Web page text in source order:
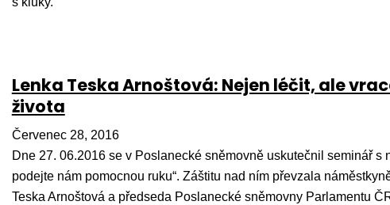
Lenka Teska Arnoštová: Nejen léčit, ale
života
Červenec 28, 2016
Dne 27. 06.2016 se v Poslanecké sněmovně uskutečnil seminář s
podejte nám pomocnou ruku“. Záštitu nad ním převzala
Teska Arnoštová a předseda Poslanecké sněmovny Parlamentu